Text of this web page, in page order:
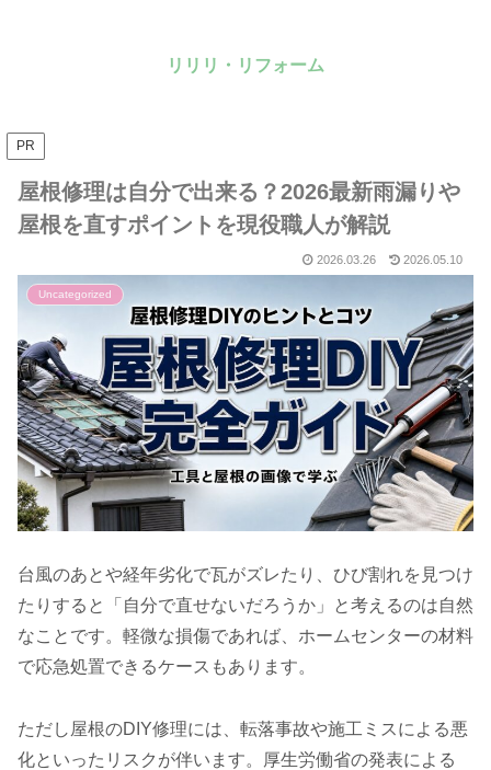
リリリ・リフォーム
PR
屋根修理は自分で出来る？2026最新雨漏りや
屋根を直すポイントを現役職人が解説
2026.03.26 2026.05.10
Uncategorized
台風のあとや経年劣化で瓦がズレたり、ひび割れを見つけ
たりすると「自分で直せないだろうか」と考えるのは自然
なことです。軽微な損傷であれば、ホームセンターの材料
で応急処置できるケースもあります。
ただし屋根のDIY修理には、転落事故や施工ミスによる悪
化といったリスクが伴います。厚生労働省の発表による